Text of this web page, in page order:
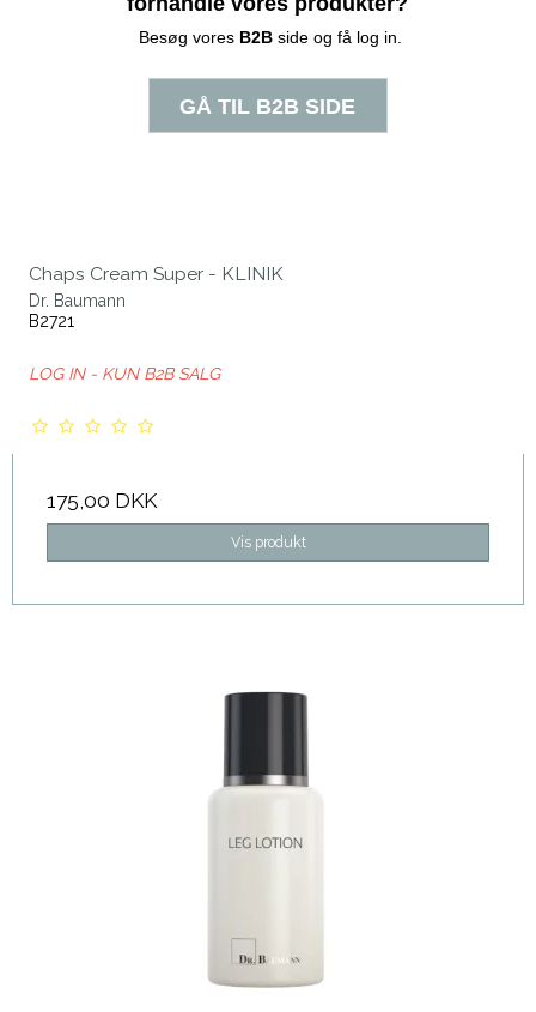
Chaps Cream Super - KLINIK
Dr. Baumann
B2721
LOG IN - KUN B2B SALG
175,00 DKK
Vis produkt